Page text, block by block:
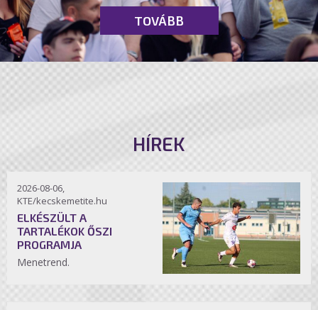
TOVÁBB
HÍREK
2026-08-06,
KTE/kecskemetite.hu
ELKÉSZÜLT A
TARTALÉKOK ŐSZI
PROGRAMJA
Menetrend.